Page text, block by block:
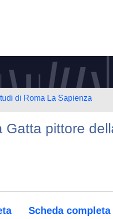
di Roma La Sapienza
pittore
Scheda completa